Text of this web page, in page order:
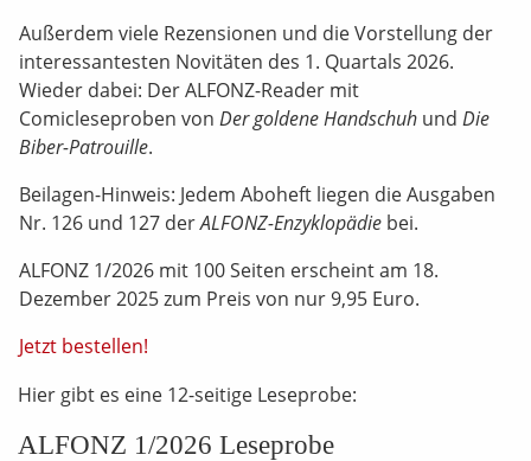
Außerdem viele Rezensionen und die Vorstellung der
interessantesten Novitäten des 1. Quartals 2026.
Wieder dabei: Der ALFONZ-Reader mit
Comicleseproben von Der goldene Handschuh und Die
Biber-Patrouille.
Beilagen-Hinweis: Jedem Aboheft liegen die Ausgaben
Nr. 126 und 127 derALFONZ-Enzyklopädie bei.
ALFONZ 1/2026 mit 100 Seiten erscheint am 18.
Dezember 2025 zum Preis von nur 9,95 Euro.
Jetzt bestellen!
Hier gibt es eine 12-seitige Leseprobe:
ALFONZ 1/2026 Leseprobe